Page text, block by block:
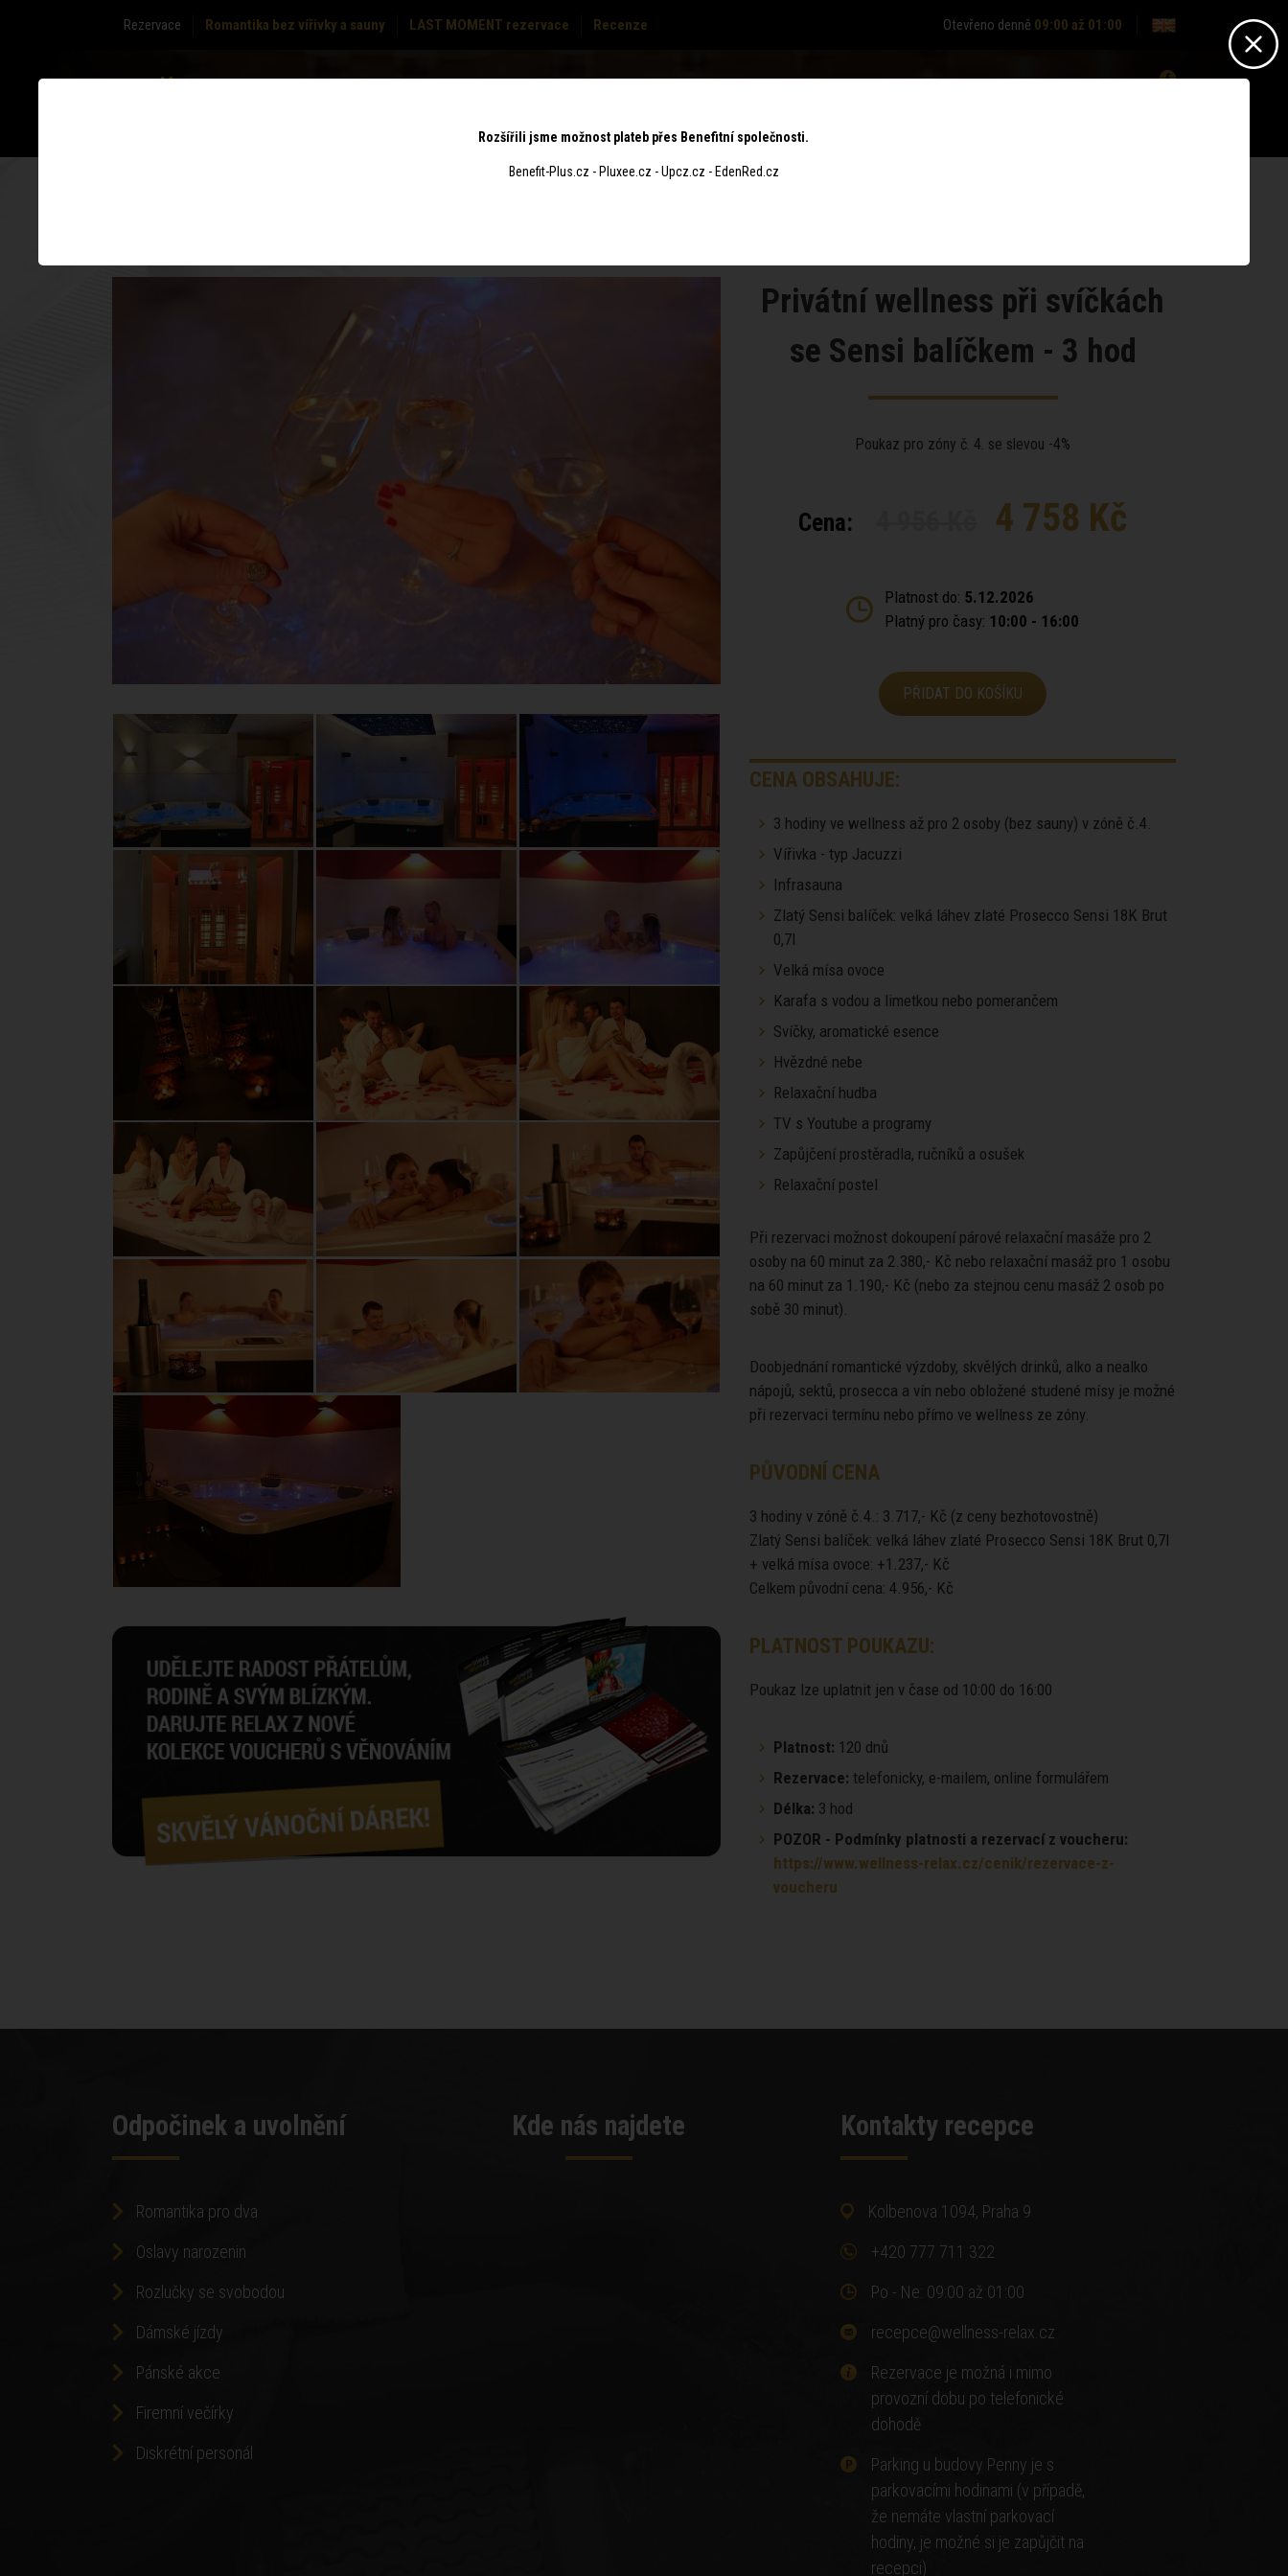
Rezervace Romantika bez vířivky a sauny LAST MOMENT rezervace Recenze Otevřeno denně 09:00 až 01:00
Privátní wellness při svíčkách
se Sensi balíčkem - 3 hod
Poukaz pro zóny č. 4. se slevou -4%
Cena: 4 758 Kč
Platnost do: 5.12.2026
Platný pro časy: 10:00 - 16:00
PŘIDAT DO KOŠÍKU
CENA OBSAHUJE:
3 hodiny ve wellness až pro 2 osoby (bez sauny) v zóně č.4.
Vířivka - typ Jacuzzi
Infrasauna
Zlatý Sensi balíček: velká láhev zlaté Prosecco Sensi 18K Brut
0,7l
Velká mísa ovoce
Karafa s vodou a limetkou nebo pomerančem
Svíčky, aromatické esence
Hvězdné nebe
Relaxační hudba
TV s Youtube a programy
Zapůjčení prostěradla, ručníků a osušek
Relaxační postel
Při rezervaci možnost dokoupení párové relaxační masáže pro 2
osoby na 60 minut za 2.380,- Kč nebo relaxační masáž pro 1 osobu
na 60 minut za 1.190,- Kč (nebo za stejnou cenu masáž 2 osob po
sobě 30 minut).
Doobjednání romantické výzdoby, skvělých drinků, alko a nealko
nápojů, sektů, prosecca a vín nebo obložené studené mísy je možné
při rezervaci termínu nebo přímo ve wellness ze zóny.
PŮVODNÍ CENA
3 hodiny v zóně č.4.: 3.717,- Kč (z ceny bezhotovostně)
Zlatý Sensi balíček: velká láhev zlaté Prosecco Sensi 18K Brut 0,7l
+ velká mísa ovoce: +1.237,- Kč
Celkem původní cena: 4.956,- Kč
PLATNOST POUKAZU:
Poukaz lze uplatnit jen v čase od 10:00 do 16:00
Platnost: 120 dnů
Rezervace: telefonicky, e-mailem, online formulářem
Délka: 3 hod
POZOR - Podmínky platnosti a rezervací z voucheru:
https://www.wellness-relax.cz/cenik/rezervace-z-
voucheru
Odpočinek a uvolnění
Romantika pro dva
Oslavy narozenin
Rozlučky se svobodou
Dámské jízdy
Pánské akce
Firemní večírky
Diskrétní personál
Kde nás najdete Kontakty recepce
Kolbenova 1094, Praha 9
+420 777 711 322
Po - Ne: 09:00 až 01:00
recepce@wellness-relax.cz
Rezervace je možná i mimo
provozní dobu po telefonické
dohodě
Parking u budovy Penny je s
parkovacími hodinami (v případě,
že nemáte vlastní parkovací
hodiny, je možné si je zapůjčit na
recepci)
Rozšířili jsme možnost plateb přes Benefitní společnosti.
Benefit-Plus.cz - Pluxee.cz - Upcz.cz - EdenRed.cz